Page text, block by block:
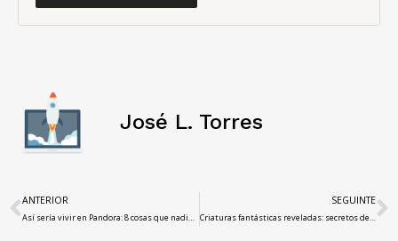
José L. Torres
ANTERIOR
Así sería vivir en Pandora: 8 cosas que nadie te ha contado
SEGUINTE
Criaturas fantásticas reveladas: secretos de la Guía del Mago